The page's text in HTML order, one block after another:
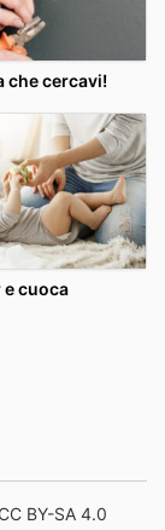
che cercavi!
e cuoca
BY-SA 4.0